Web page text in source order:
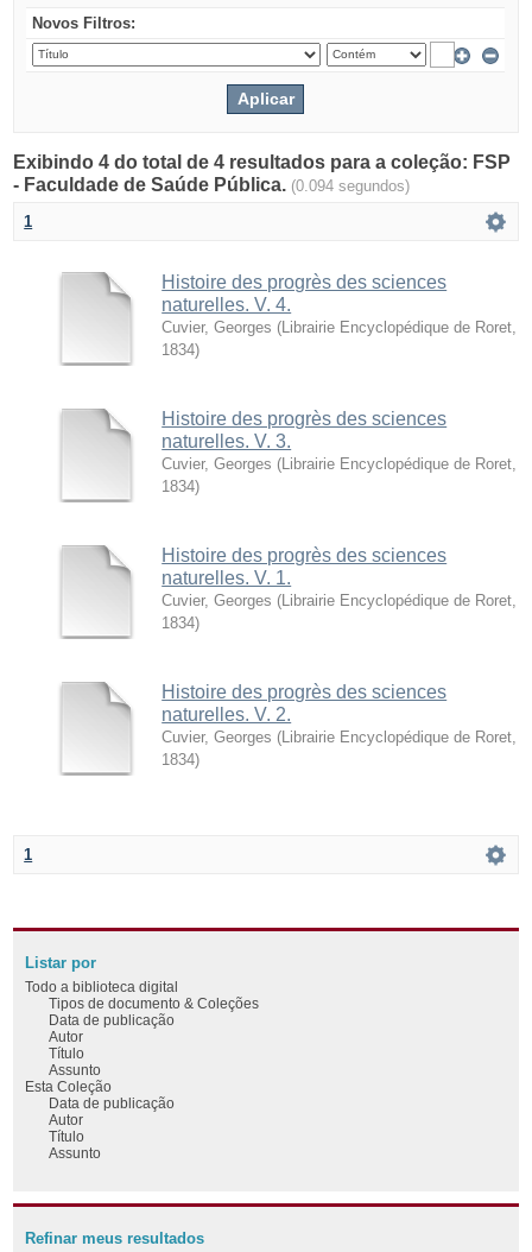
Novos Filtros:
Exibindo 4 do total de 4 resultados para a coleção: FSP
- Faculdade de Saúde Pública. (0.094 segundos)
1
Histoire des progrès des sciences
naturelles. V. 4.
Cuvier, Georges ( Librairie Encyclopédique de Roret
1834)
Histoire des progrès des sciences
naturelles. V. 3.
Cuvier, Georges ( Librairie Encyclopédique de Roret
1834)
Histoire des progrès des sciences
naturelles. V. 1.
Cuvier, Georges ( Librairie Encyclopédique de Roret
1834)
Histoire des progrès des sciences
naturelles. V. 2.
Cuvier, Georges ( Librairie Encyclopédique de Roret
1834)
1
Listar por
Todo a biblioteca digital
Tipos de documento & Coleções
Data de publicação
Autor
Título
Assunto
Esta Coleção
Data de publicação
Autor
Título
Assunto
Refinar meus resultados